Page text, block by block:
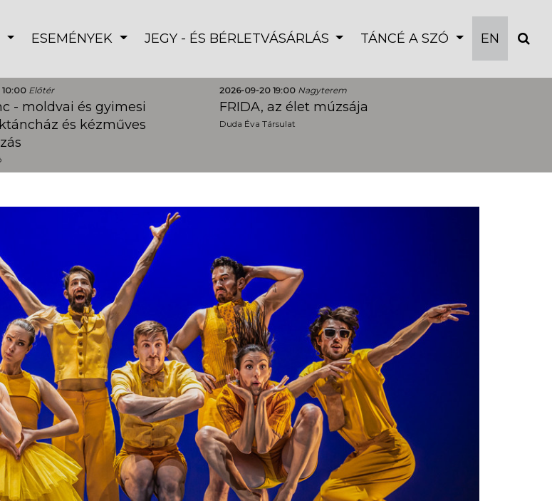
ESEMÉNYEK JEGY - ÉS BÉRLETVÁSÁRLÁS TÁNCÉ A SZÓ EN
Előtér
- moldvai és gyimesi
és kézműves
2026-09-20 19:00 Nagyterem
FRIDA, az élet múzsája
Duda Éva Társulat